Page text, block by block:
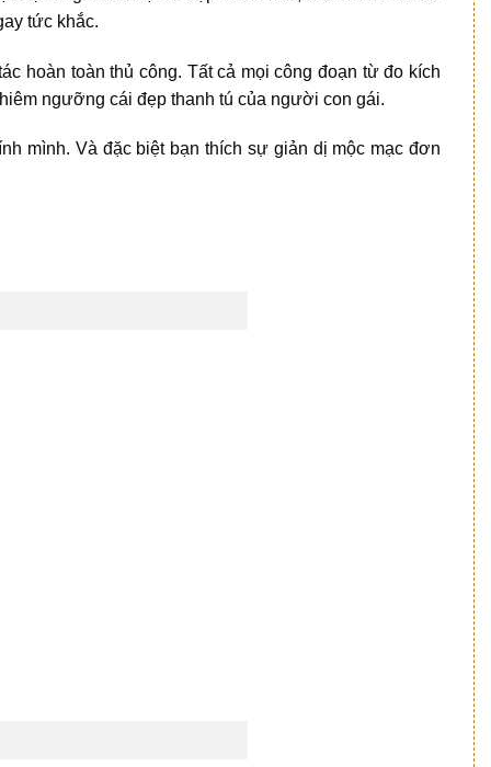
tức khắc.
hoàn toàn thủ công. Tất cả mọi công đoạn từ đo kích
ngưỡng cái đẹp thanh tú của người con gái.
mình. Và đặc biệt bạn thích sự giản dị mộc mạc đơn